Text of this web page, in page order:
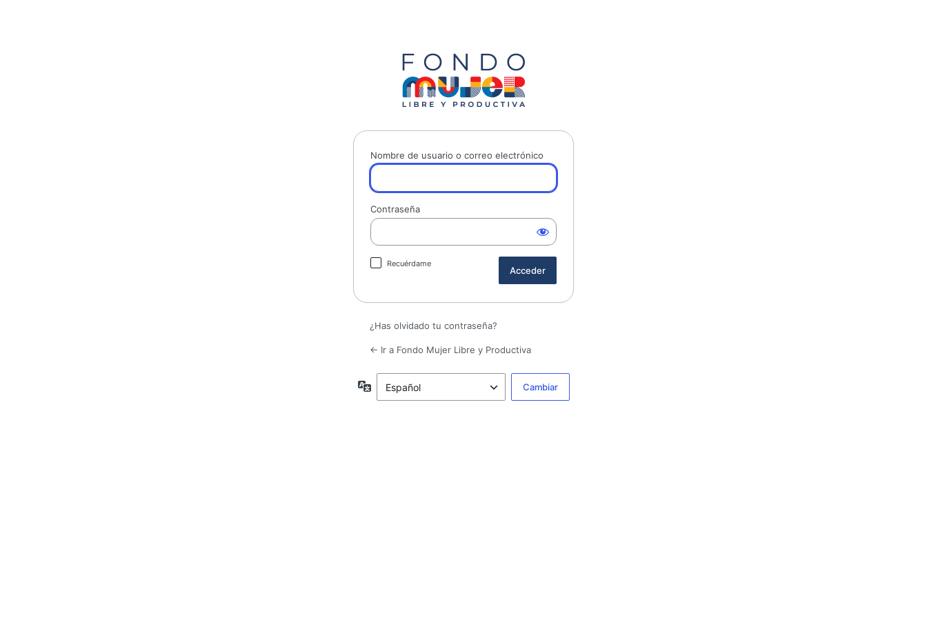
Nombre de usuario o correo electrónico
Contraseña
Recuérdame
¿Has olvidado tu contraseña?
← Ir a Fondo Mujer Libre y Productiva
Idioma